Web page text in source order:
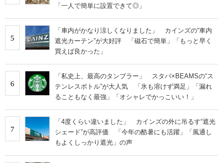
「一人で簡単に設置できて◎」
5
「車内がかなり涼しくなりました」 カインズの“車内
遮光カーテン”が大好評 「磁石で簡単」「もっと早く
買えば良かった」
6
「私史上、最高のタンブラー」 スタバ×BEAMSの“ス
テンレスボトル”が大人気 「氷も溶けず満足」「漏れ
ることもなく最強」「オシャレでかっこいい！」
7
「4度くらい違いました」 カインズの外に吊るす“遮光
シェード”が高評価 「今年の酷暑にも活躍」「風通し
もよくしっかり遮光」の声